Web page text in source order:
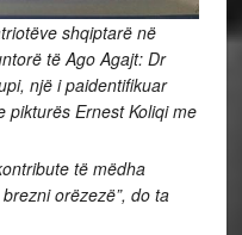
shqiptarë në
të Ago Agajt: Dr
një i paidentifikuar
pikturës Ernest Koliqi me
të mëdha
orëzezë”, do ta